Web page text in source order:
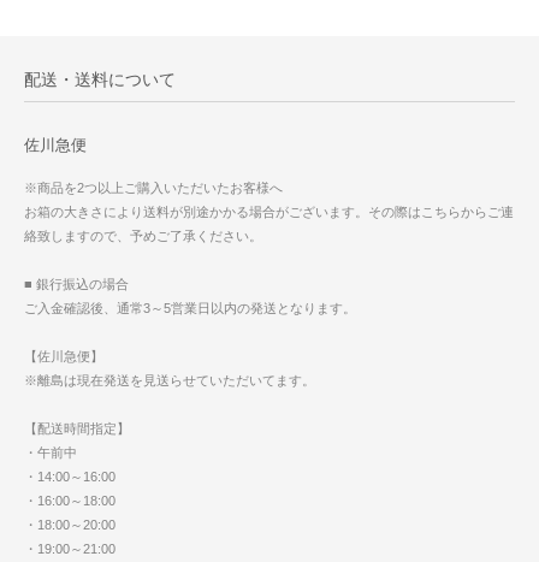
配送・送料について
佐川急便
※商品を2つ以上ご購入いただいたお客様へ
お箱の大きさにより送料が別途かかる場合がございます。その際はこちらからご連
絡致しますので、予めご了承ください。
■ 銀行振込の場合
ご入金確認後、通常3～5営業日以内の発送となります。
【佐川急便】
※離島は現在発送を見送らせていただいてます。
【配送時間指定】
・午前中
・14:00～16:00
・16:00～18:00
・18:00～20:00
・19:00～21:00